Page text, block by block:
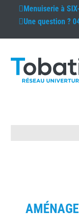
Menuiserie à
Une question ?